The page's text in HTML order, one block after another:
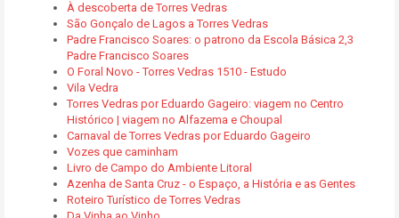
À descoberta de Torres Vedras
São Gonçalo de Lagos a Torres Vedras
Padre Francisco Soares: o patrono da Escola Básica 2,3
Padre Francisco Soares
O Foral Novo - Torres Vedras 1510 - Estudo
Vila Vedra
Torres Vedras por Eduardo Gageiro: viagem no Centro
Histórico | viagem no Alfazema e Choupal
Carnaval de Torres Vedras por Eduardo Gageiro
Vozes que caminham
Livro de Campo do Ambiente Litoral
Azenha de Santa Cruz - o Espaço, a História e as Gentes
Roteiro Turístico de Torres Vedras